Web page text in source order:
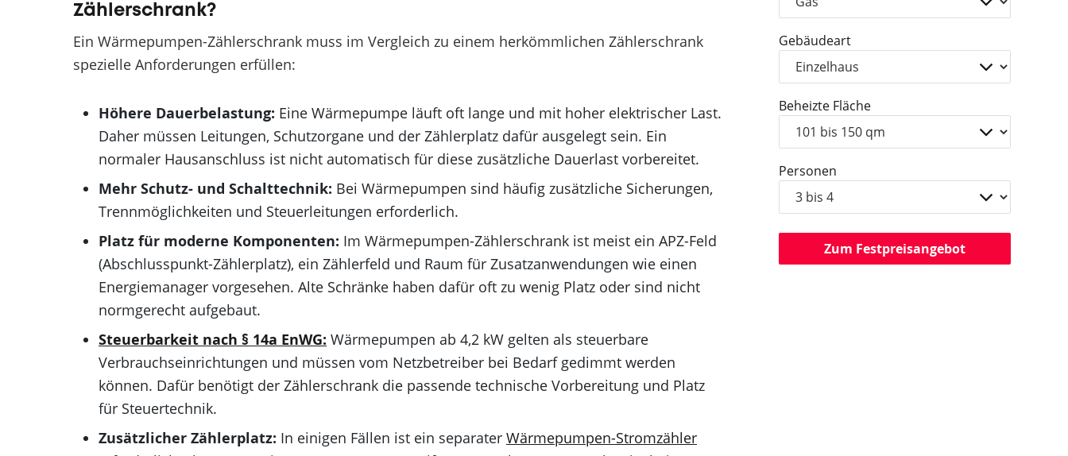
Zählerschrank?
Ein Wärmepumpen-Zählerschrank muss im Vergleich zu einem herkömmlichen Zählerschrank
spezielle Anforderungen erfüllen:
Höhere Dauerbelastung: Eine Wärmepumpe läuft oft lange und mit hoher elektrischer Last.
Daher müssen Leitungen, Schutzorgane und der Zählerplatz dafür ausgelegt sein. Ein
normaler Hausanschluss ist nicht automatisch für diese zusätzliche Dauerlast vorbereitet.
Mehr Schutz- und Schalttechnik: Bei Wärmepumpen sind häufig zusätzliche Sicherungen,
Trennmöglichkeiten und Steuerleitungen erforderlich.
Platz für moderne Komponenten: Im Wärmepumpen-Zählerschrank ist meist ein APZ-Feld
(Abschlusspunkt-Zählerplatz), ein Zählerfeld und Raum für Zusatzanwendungen wie einen
Energiemanager vorgesehen. Alte Schränke haben dafür oft zu wenig Platz oder sind nicht
normgerecht aufgebaut.
Steuerbarkeit nach § 14a EnWG: Wärmepumpen ab 4,2 kW gelten als steuerbare
Verbrauchseinrichtungen und müssen vom Netzbetreiber bei Bedarf gedimmt werden
können. Dafür benötigt der Zählerschrank die passende technische Vorbereitung und Platz
für Steuertechnik.
Zusätzlicher Zählerplatz: In einigen Fällen ist ein separater Wärmepumpen-Stromzähler
Gebäudeart
Beheizte Fläche
Personen
Zum Festpreisangebot